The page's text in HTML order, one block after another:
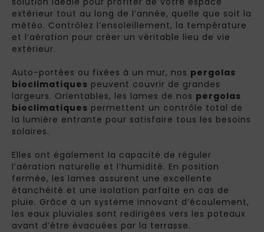
extérieur tout au long de l’année, quelle que soit la
météo. Contrôlez l’ensoleillement, la température
et l’aération pour créer un véritable lieu de vie
extérieur.
Auto-portées ou fixées à un mur, nos pergolas
bioclimatiques peuvent couvrir de grandes
largeurs. Orientables, les lames de nos pergolas
bioclimatiques permettent un contrôle total de
la lumière entrante pour satisfaire tous les besoins
solaires.
Elles ont également la capacité de réguler
l’aération naturelle et l’humidité. En position
fermée, les lames assurent une excellente
étanchéité et une isolation parfaite en cas de
pluie. Grâce à un système innovant d’écoulement,
les eaux pluviales sont redirigées vers les poteaux
avant d’être évacuées par la terrasse.